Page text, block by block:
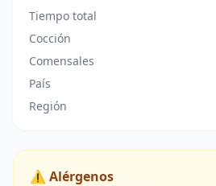
Tiempo total
Cocción
Comensales
País
Región
⚠️ Alérgenos